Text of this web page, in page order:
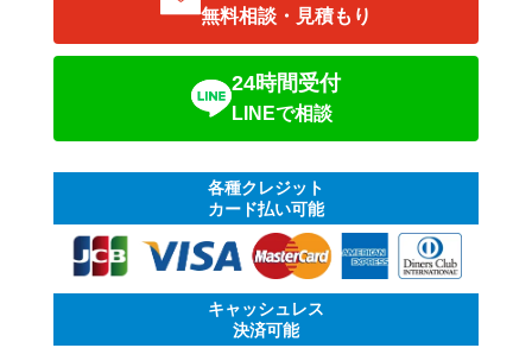
無料相談・見積もり
24時間受付
LINEで相談
各種クレジット
カード払い可能
キャッシュレス
決済可能